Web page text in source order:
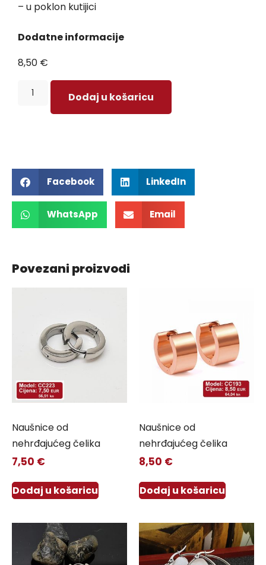
– u poklon kutijici
Dodatne informacije
8,50 €
Dodaj u košaricu
Facebook LinkedIn
WhatsApp Email
Povezani proizvodi
Naušnice od
nehrđajućeg čelika
7,50 €
Dodaj u košaricu
Naušnice od
nehrđajućeg čelika
8,50 €
Dodaj u košaricu